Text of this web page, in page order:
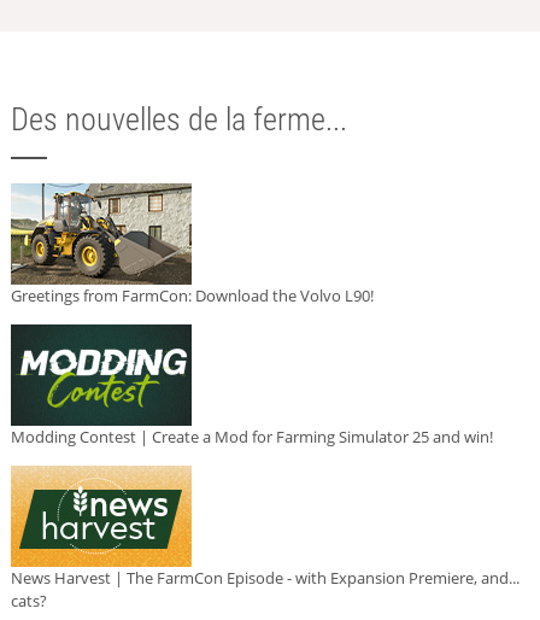
Des nouvelles de la ferme...
Greetings from FarmCon: Download the Volvo L90!
Modding Contest | Create a Mod for Farming Simulator 25 and win!
News Harvest | The FarmCon Episode - with Expansion Premiere, and...
cats?